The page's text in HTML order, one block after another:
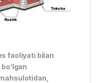
faoliyati bilan